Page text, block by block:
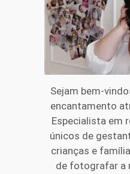
Sejam bem-
encantamento
Especialista em
únicos de
crianças e
de fotografar a